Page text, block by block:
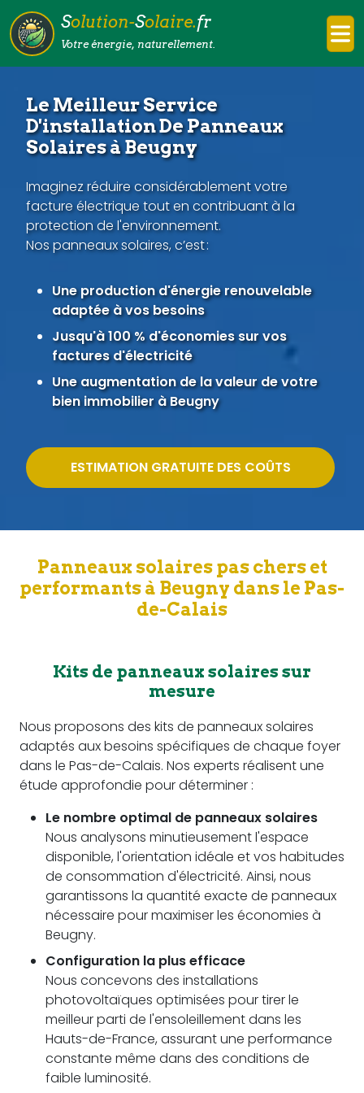
Solution-Solaire.fr
Votre énergie, naturellement.
Le Meilleur Service
D'installation De Panneaux
Solaires à Beugny
Imaginez réduire considérablement votre
facture électrique tout en contribuant à la
protection de l'environnement.
Nos panneaux solaires, c’est :
Une production d'énergie renouvelable
adaptée à vos besoins
Jusqu'à 100 % d'économies sur vos
factures d'électricité
Une augmentation de la valeur de votre
bien immobilier à Beugny
ESTIMATION GRATUITE DES COÛTS
Panneaux solaires pas chers et
performants à Beugny dans le Pas-
de-Calais
Kits de panneaux solaires sur
mesure
Nous proposons des kits de panneaux solaires
adaptés aux besoins spécifiques de chaque foyer
dans le Pas-de-Calais. Nos experts réalisent une
étude approfondie pour déterminer :
Le nombre optimal de panneaux solaires
Nous analysons minutieusement l'espace
disponible, l'orientation idéale et vos habitudes
de consommation d'électricité. Ainsi, nous
garantissons la quantité exacte de panneaux
nécessaire pour maximiser les économies à
Beugny.
Configuration la plus efficace
Nous concevons des installations
photovoltaïques optimisées pour tirer le
meilleur parti de l'ensoleillement dans les
Hauts-de-France, assurant une performance
constante même dans des conditions de
faible luminosité.